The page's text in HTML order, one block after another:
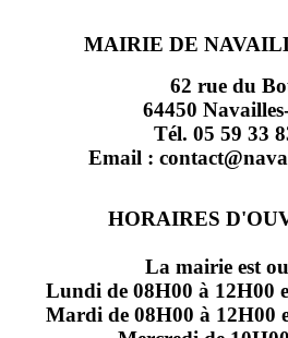
MAIRIE DE
62 rue du
64450
Tél. 05 59 33
Email :
HORAIRES
La mairie est
Lundi de 08H00 à 12H00
Mardi de 08H00 à 12H00